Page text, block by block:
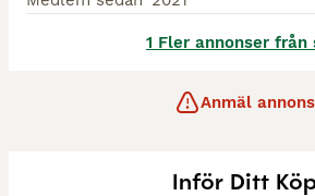
1 Fler annonser från
Anmäl annons
Inför Ditt